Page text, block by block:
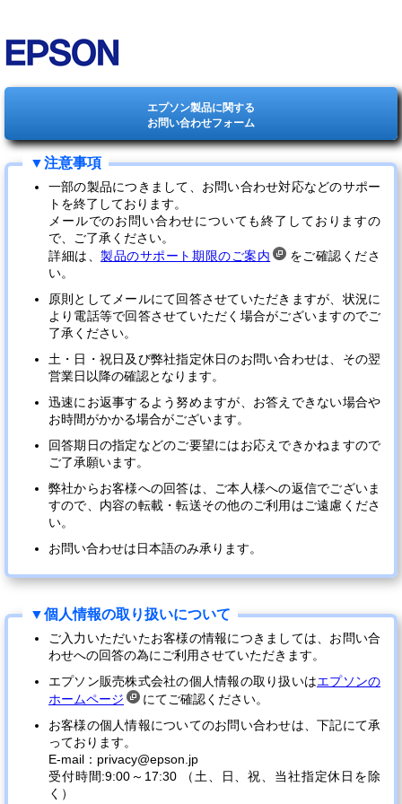
エプソン製品に関する
お問い合わせフォーム
一部の製品につきまして、お問い合わせ対応などのサポー
トを終了しております。
メールでのお問い合わせについても終了しておりますの
で、ご了承ください。
詳細は、製品のサポート期限のご案内
をご確認くださ
い。
原則としてメールにて回答させていただきますが、状況に
より電話等で回答させていただく場合がございますのでご
了承ください。
土・日・祝日及び弊社指定休日のお問い合わせは、その翌
営業日以降の確認となります。
迅速にお返事するよう努めますが、お答えできない場合や
お時間がかかる場合がございます。
回答期日の指定などのご要望にはお応えできかねますので
ご了承願います。
弊社からお客様への回答は、ご本人様への返信でございま
すので、内容の転載・転送その他のご利用はご遠慮くださ
い。
お問い合わせは日本語のみ承ります。
ご入力いただいたお客様の情報につきましては、お問い合
わせへの回答の為にご利用させていただきます。
エプソン販売株式会社の個人情報の取り扱いはエプソンの
ホームページ
にてご確認ください。
お客様の個人情報についてのお問い合わせは、下記にて承
っております。
E-mail：privacy@epson.jp
受付時間:9:00～17:30 （土、日、祝、当社指定休日を除
く）